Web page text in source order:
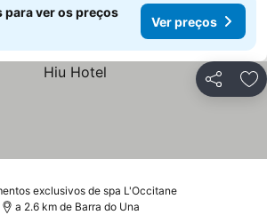
para ver os preços
Ver preços
Partilhar
exclusivos de spa L'Occitane
a 2.6 km de Barra do Una